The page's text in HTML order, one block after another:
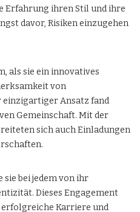
Erfahrung ihren Stil und ihre
davor, Risiken einzugehen
als sie ein innovatives
von
Ansatz fand
Gemeinschaft. Mit der
sich auch Einladungen
sie bei jedem von ihr
Dieses Engagement
Karriere und